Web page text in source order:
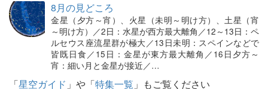
8月の見どころ
金星（夕方～宵）、火星（未明～明け方）、土星（宵
～明け方）／2日：水星が西方最大離角／12～13日：ペ
ルセウス座流星群が極大／13日未明：スペインなどで
皆既日食／15日：金星が東方最大離角／16日夕方～
宵：細い月と金星が接近／…
「星空ガイド 」や「特集一覧 」もご覧ください